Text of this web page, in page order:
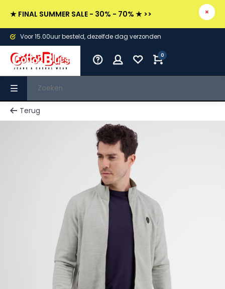
★ FINAL SUMMER SALE - 30% - 70% ★ >>
Voor 15.00uur besteld, dezelfde dag verzonden
0
Terug